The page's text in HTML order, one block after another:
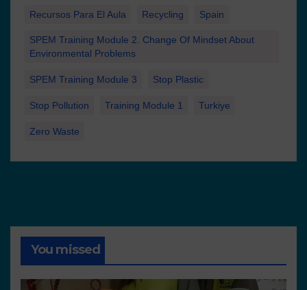
Recursos Para El Aula Recycling Spain
SPEM Training Module 2. Change Of Mindset About
Environmental Problems
SPEM Training Module 3 Stop Plastic
Stop Pollution Training Module 1 Turkiye
Zero Waste
You missed